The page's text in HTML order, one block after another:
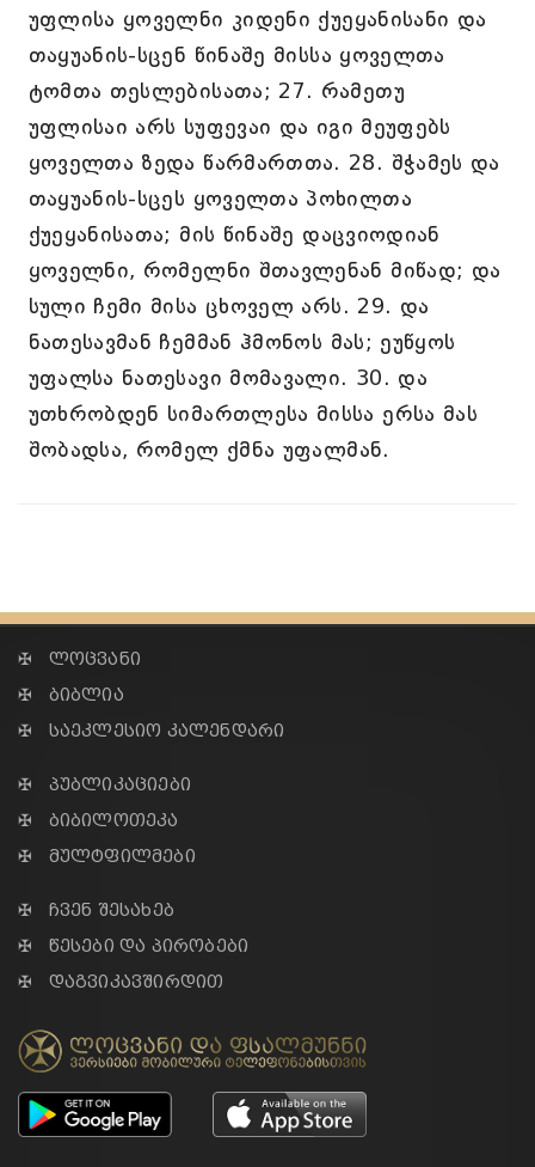
უფლისა ყოველნი კიდენი ქუეყანისანი და
თაყუანის-სცენ წინაშე მისსა ყოველთა
ტომთა თესლებისათა; 27. რამეთუ
უფლისაი არს სუფევაი და იგი მეუფებს
ყოველთა ზედა წარმართთა. 28. შჭამეს და
თაყუანის-სცეს ყოველთა პოხილთა
ქუეყანისათა; მის წინაშე დაცვიოდიან
ყოველნი, რომელნი შთავლენან მიწად; და
სული ჩემი მისა ცხოველ არს. 29. და
ნათესავმან ჩემმან ჰმონოს მას; ეუწყოს
უფალსა ნათესავი მომავალი. 30. და
უთხრობდენ სიმართლესა მისსა ერსა მას
შობადსა, რომელ ქმნა უფალმან.
✠ ლოცვანი
✠ ბიბლია
✠ საეკლესიო კალენდარი
✠ პუბლიკაციები
✠ ბიბილოთეკა
✠ მულტფილმები
✠ ჩვენ შესახებ
✠ წესები და პირობები
✠ დაგვიკავშირდით